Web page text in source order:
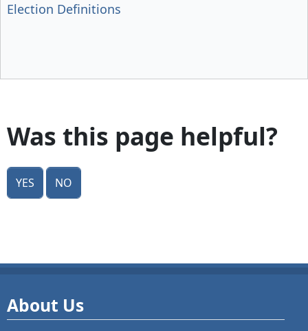
Election Definitions
Was this page helpful?
Yes No
About Us